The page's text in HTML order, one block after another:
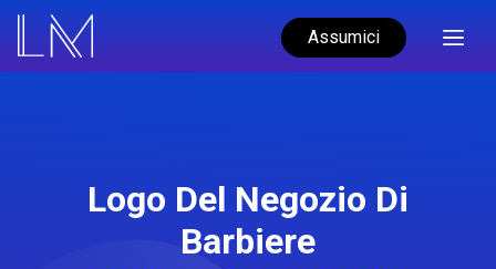
Assumici
Logo Del Negozio Di
Barbiere